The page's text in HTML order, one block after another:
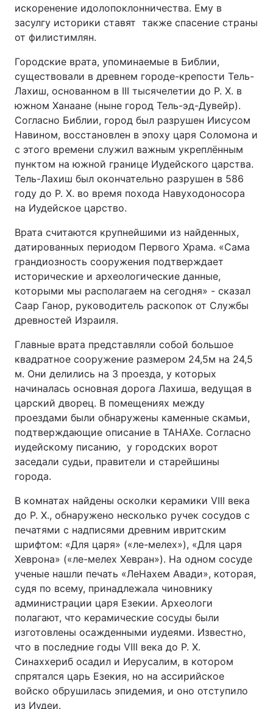
искоренение идолопоклонничества. Ему в
засулгу историки ставят также спасение страны
от филистимлян.
Городские врата, упоминаемые в Библии,
существовали в древнем городе-крепости Тель-
Лахиш, основанном в III тысячелетии до Р. Х. в
южном Ханаане (ныне город Тель-эд-Дувейр).
Согласно Библии, город был разрушен Иисусом
Навином, восстановлен в эпоху царя Соломона и
с этого времени служил важным укреплённым
пунктом на южной границе Иудейского царства.
Тель-Лахиш был окончательно разрушен в 586
году до Р. Х. во время похода Навуходоносора
на Иудейское царство.
Врата считаются крупнейшими из найденных,
датированных периодом Первого Храма. «Сама
грандиозность сооружения подтверждает
исторические и археологические данные,
которыми мы располагаем на сегодня» - сказал
Саар Ганор, руководитель раскопок от Службы
древностей Израиля.
Главные врата представляли собой большое
квадратное сооружение размером 24,5м на 24,5
м. Они делились на 3 проезда, у которых
начиналась основная дорога Лахиша, ведущая в
царский дворец. В помещениях между
проездами были обнаружены каменные скамьи,
подтверждающие описание в ТАНАХе. Согласно
иудейскому писанию, у городских ворот
заседали судьи, правители и старейшины
города.
В комнатах найдены осколки керамики VIII века
до Р. Х., обнаружено несколько ручек сосудов с
печатями с надписями древним ивритским
шрифтом: «Для царя» («ле-мелех»), «Для царя
Хеврона» («ле-мелех Хевран»). На одном сосуде
ученые нашли печать «ЛеНахем Авади», которая,
судя по всему, принадлежала чиновнику
администрации царя Езекии. Археологи
полагают, что керамические сосуды были
изготовлены осажденными иудеями. Известно,
что в последние годы VIII века до Р. Х.
Синаххериб осадил и Иерусалим, в котором
спрятался царь Езекия, но на ассирийское
войско обрушилась эпидемия, и оно отступило
из Иудеи.